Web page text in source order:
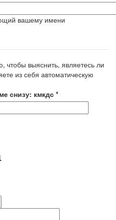
вашему имени
чтобы выяснить, являетесь ли
из себя автоматическую
снизу: кмкдс *